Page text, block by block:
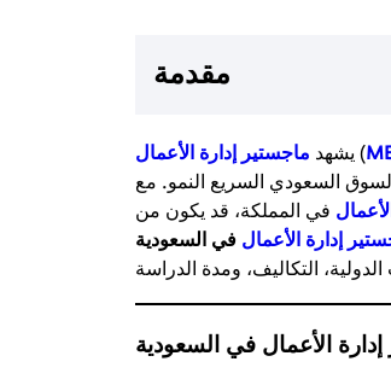
مقدمة
يشهد ماجستير إدارة الأعمال (
السوق السعودي السريع النمو. مع
في المملكة، قد يكون من
إدارة الأعمال في السعودية
الأعمال في السعودية